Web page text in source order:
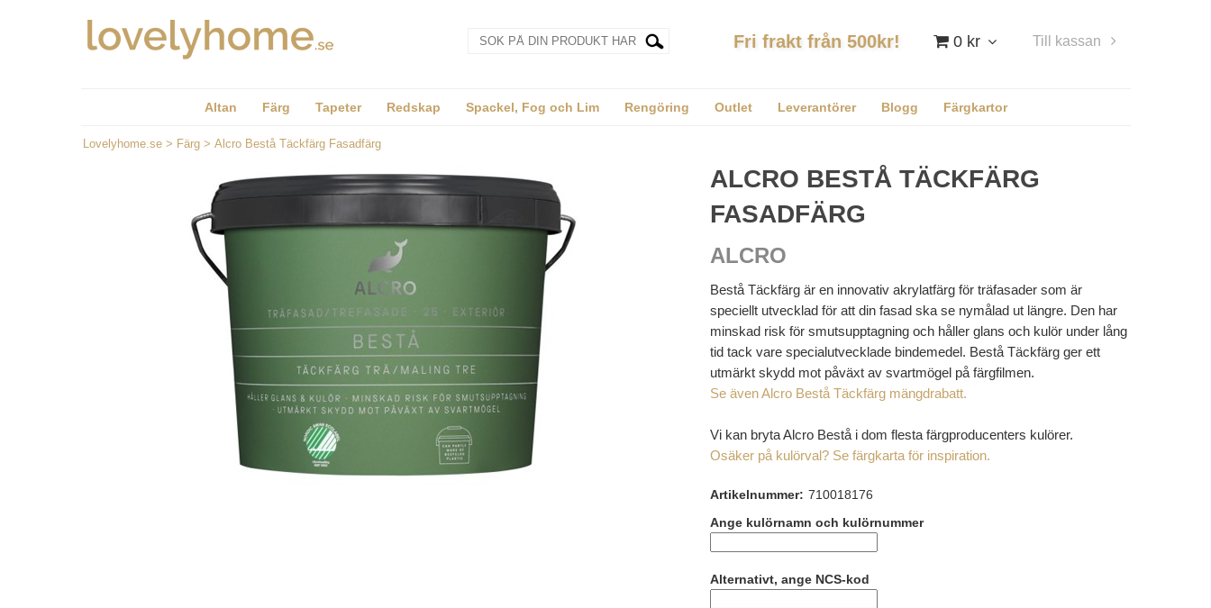
0 kr Till kassan
Fri frakt från 500kr!
Altan Färg Tapeter Redskap Spackel, Fog och Lim Rengöring Outlet Leverantörer Blogg Färgkartor
Lovelyhome.se > Färg > Alcro Bestå Täckfärg Fasadfärg
ALCRO BESTÅ TÄCKFÄRG
FASADFÄRG
ALCRO
Bestå Täckfärg är en innovativ akrylatfärg för träfasader som är
speciellt utvecklad för att din fasad ska se nymålad ut längre. Den har
minskad risk för smutsupptagning och håller glans och kulör under lång
tid tack vare specialutvecklade bindemedel. Bestå Täckfärg ger ett
utmärkt skydd mot påväxt av svartmögel på färgfilmen.
Se även Alcro Bestå Täckfärg mängdrabatt.
Vi kan bryta Alcro Bestå i dom flesta färgproducenters kulörer.
Osäker på kulörval? Se färgkarta för inspiration.
Artikelnummer: 710018176
Ange kulörnamn och kulörnummer
Alternativt, ange NCS-kod